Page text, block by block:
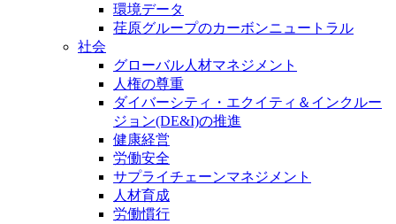
環境データ
荏原グループのカーボンニュートラル
社会
グローバル人材マネジメント
人権の尊重
ダイバーシティ・エクイティ＆インクルー
ジョン(DE&I)の推進
健康経営
労働安全
サプライチェーンマネジメント
人材育成
労働慣行